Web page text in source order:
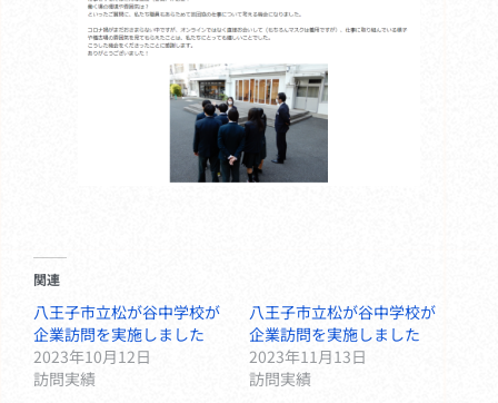
関連
八王子市立松が谷中学校が
企業訪問を実施しました
2023年10月12日
訪問実績
八王子市立松が谷中学校が
企業訪問を実施しました
2023年11月13日
訪問実績